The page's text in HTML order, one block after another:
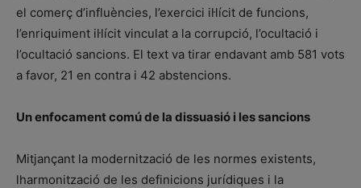
el comerç d’influències, l’exercici il·lícit de funcions,
l’enriquiment il·lícit vinculat a la corrupció, l’ocultació i
l’ocultació sancions. El text va tirar endavant amb 581 vots
a favor, 21 en contra i 42 abstencions.
Un enfocament comú de la dissuasió i les sancions
Mitjançant la modernització de les normes existents,
lharmonització de les definicions jurídiques i la